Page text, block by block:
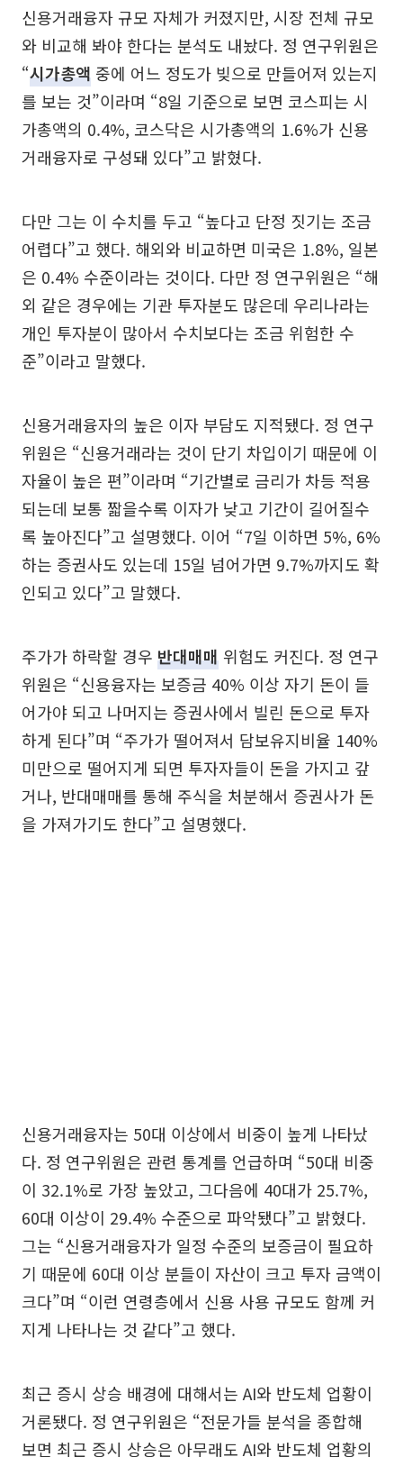
신용거래융자 규모 자체가 커졌지만, 시장 전체 규모
와 비교해 봐야 한다는 분석도 내놨다. 정 연구위원은
“시가총액 중에 어느 정도가 빚으로 만들어져 있는지
를 보는 것”이라며 “8일 기준으로 보면 코스피는 시
가총액의 0.4%, 코스닥은 시가총액의 1.6%가 신용
거래융자로 구성돼 있다”고 밝혔다.
다만 그는 이 수치를 두고 “높다고 단정 짓기는 조금
어렵다”고 했다. 해외와 비교하면 미국은 1.8%, 일본
은 0.4% 수준이라는 것이다. 다만 정 연구위원은 “해
외 같은 경우에는 기관 투자분도 많은데 우리나라는
개인 투자분이 많아서 수치보다는 조금 위험한 수
준”이라고 말했다.
신용거래융자의 높은 이자 부담도 지적됐다. 정 연구
위원은 “신용거래라는 것이 단기 차입이기 때문에 이
자율이 높은 편”이라며 “기간별로 금리가 차등 적용
되는데 보통 짧을수록 이자가 낮고 기간이 길어질수
록 높아진다”고 설명했다. 이어 “7일 이하면 5%, 6%
하는 증권사도 있는데 15일 넘어가면 9.7%까지도 확
인되고 있다”고 말했다.
주가가 하락할 경우 반대매매위험도 커진다. 정 연구
위원은 “신용융자는 보증금 40% 이상 자기 돈이 들
어가야 되고 나머지는 증권사에서 빌린 돈으로 투자
하게 된다”며 “주가가 떨어져서 담보유지비율 140%
미만으로 떨어지게 되면 투자자들이 돈을 가지고 갚
거나, 반대매매를 통해 주식을 처분해서 증권사가 돈
을 가져가기도 한다”고 설명했다.
신용거래융자는 50대 이상에서 비중이 높게 나타났
다. 정 연구위원은 관련 통계를 언급하며 “50대 비중
이 32.1%로 가장 높았고, 그다음에 40대가 25.7%,
60대 이상이 29.4% 수준으로 파악됐다”고 밝혔다.
그는 “신용거래융자가 일정 수준의 보증금이 필요하
기 때문에 60대 이상 분들이 자산이 크고 투자 금액이
크다”며 “이런 연령층에서 신용 사용 규모도 함께 커
지게 나타나는 것 같다”고 했다.
최근 증시 상승 배경에 대해서는 AI와 반도체 업황이
거론됐다. 정 연구위원은 “전문가들 분석을 종합해
보면 최근 증시 상승은 아무래도 AI와 반도체 업황의